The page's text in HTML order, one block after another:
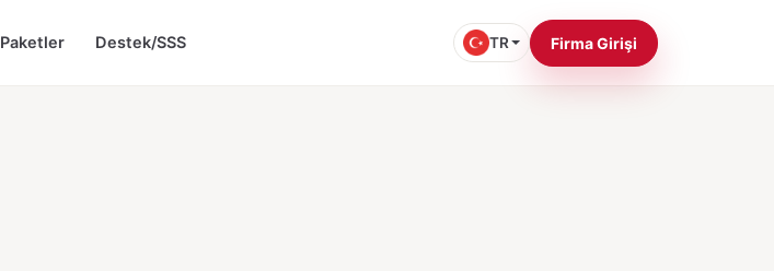
Paketler Destek/SSS TR Firma Girişi